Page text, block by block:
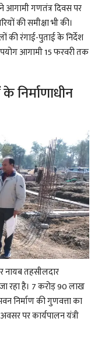
आगामी गणतंत्र दिवस पर
की समीक्षा भी की।
की रंगाई-पुताई के निर्देश
आगामी 15 फरवरी तक
निर्माणाधीन
नायब तहसीलदार
रहा है। 7 करोड़ 90 लाख
निर्माण की गुणवत्ता का
पर कार्यपालन यंत्री